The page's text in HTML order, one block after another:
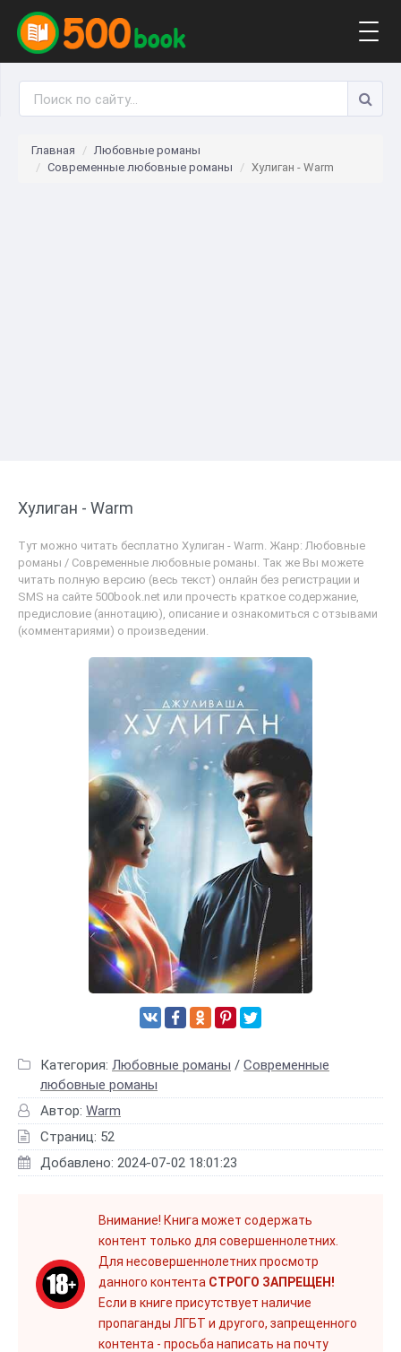
Главная
Любовные романы
Современные любовные романы
Хулиган - Warm
Хулиган - Warm
Тут можно читать бесплатно Хулиган - Warm. Жанр: Любовные
романы / Современные любовные романы. Так же Вы можете
читать полную версию (весь текст) онлайн без регистрации и
SMS на сайте 500book.net или прочесть краткое содержание,
предисловие (аннотацию), описание и ознакомиться с отзывами
(комментариями) о произведении.
Категория: Любовные романы / Современные
любовные романы
Автор: Warm
Страниц: 52
Добавлено: 2024-07-02 18:01:23
Внимание! Книга может содержать
контент только для совершеннолетних.
Для несовершеннолетних просмотр
данного контента СТРОГО ЗАПРЕЩЕН!
Если в книге присутствует наличие
пропаганды ЛГБТ и другого, запрещенного
контента - просьба написать на почту